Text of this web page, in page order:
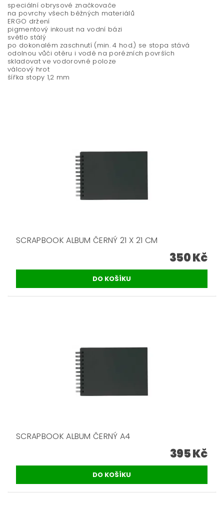
speciální obrysové značkovače
na povrchy všech běžných materiálů
ERGO držení
pigmentový inkoust na vodní bázi
světlo stálý
po dokonalém zaschnutí (min. 4 hod.) se stopa stává
odolnou vůči otěru i vodě na porézních površích
skladovat ve vodorovné poloze
válcový hrot
šířka stopy 1,2 mm
SCRAPBOOK ALBUM ČERNÝ 21 X 21 CM
350 Kč
SCRAPBOOK ALBUM ČERNÝ A4
395 Kč